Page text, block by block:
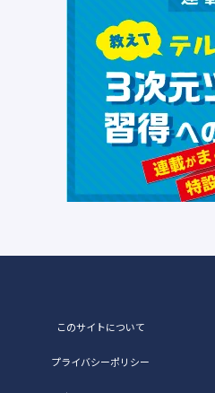
このサイトについて
プライバシーポリシー